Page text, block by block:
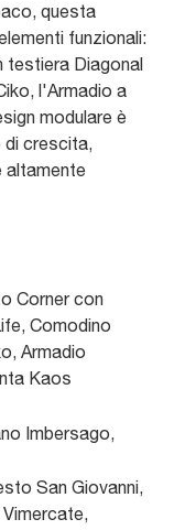
questa
funzionali:
testiera Diagonal
l'Armadio a
modulare è
di crescita,
altamente
Corner con
Comodino
Armadio
Kaos
Imbersago,
San Giovanni,